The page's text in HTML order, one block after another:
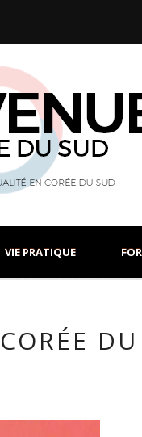
VIE PRATIQUE
DU